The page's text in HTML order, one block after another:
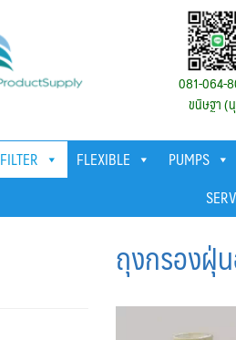
081-064-
ขนิษฐา (
FILTER FLEXIBLE PUMPS
ถุงกรองฝุ่